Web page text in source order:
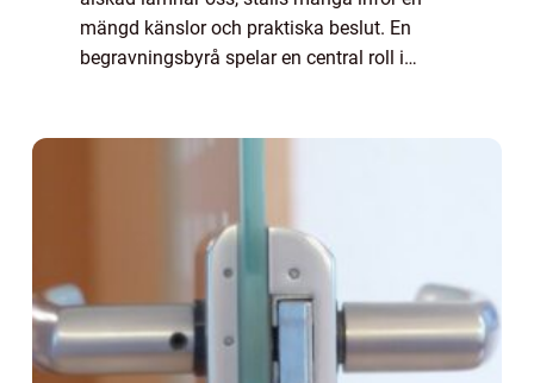
mängd känslor och praktiska beslut. En
begravningsbyrå spelar en central roll i